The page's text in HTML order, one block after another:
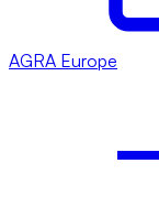
AGRA Europe